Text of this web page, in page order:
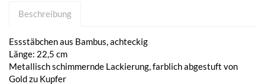
Beschreibung
Essstäbchen aus Bambus, achteckig
Länge: 22,5 cm
Metallisch schimmernde Lackierung, farblich abgestuft von
Gold zu Kupfer